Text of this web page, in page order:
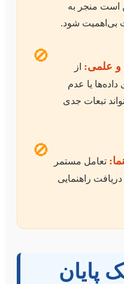
است منجر به
بی‌اهمیت شود.
🚫
و علمی: از
یا عدم
تبعات جدی
🚫
تعامل مستمر
دریافت راهنمایی
پایان